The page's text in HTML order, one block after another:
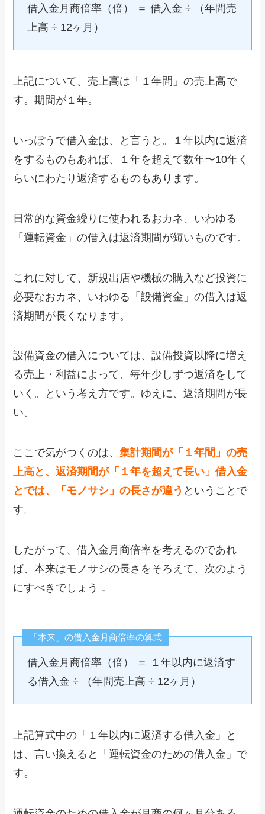
借入金月商倍率（倍） ＝ 借入金 ÷ （年間売
上高 ÷ 12ヶ月）
上記について、売上高は「１年間」の売上高で
す。期間が１年。
いっぽうで借入金は、と言うと。１年以内に返済
をするものもあれば、１年を超えて数年〜10年く
らいにわたり返済するものもあります。
日常的な資金繰りに使われるおカネ、いわゆる
「運転資金」の借入は返済期間が短いものです。
これに対して、新規出店や機械の購入など投資に
必要なおカネ、いわゆる「設備資金」の借入は返
済期間が長くなります。
設備資金の借入については、設備投資以降に増え
る売上・利益によって、毎年少しずつ返済をして
いく。という考え方です。ゆえに、返済期間が長
い。
ここで気がつくのは、集計期間が「１年間」の売
上高と、返済期間が「１年を超えて長い」借入金
とでは、「モノサシ」の長さが違う ということで
す。
したがって、借入金月商倍率を考えるのであれ
ば、本来はモノサシの長さをそろえて、次のよう
にすべきでしょう ↓
「本来」の借入金月商倍率の算式
借入金月商倍率（倍） ＝ １年以内に返済す
る借入金 ÷ （年間売上高 ÷ 12ヶ月）
上記算式中の「１年以内に返済する借入金」と
は、言い換えると「運転資金のための借入金」で
す。